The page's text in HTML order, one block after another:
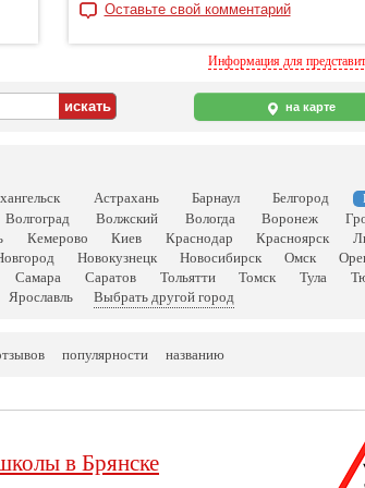
Оставьте свой комментарий
Информация для
на карте
Астрахань Барнаул Белгород
Волгоград Волжский Вологда Воронеж
Кемерово Киев Краснодар Красноярск
Новокузнецк Новосибирск Омск
Самара Саратов Тольятти Томск Тула
Ярославль Выбрать другой город
популярности названию
в Брянске